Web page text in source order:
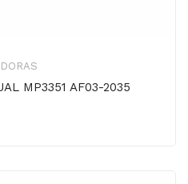
MP3351 AF03-2035